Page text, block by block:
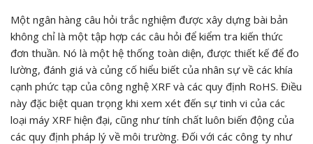
Một ngân hàng câu hỏi trắc nghiệm được xây dựng bài bản
không chỉ là một tập hợp các câu hỏi để kiểm tra kiến thức
đơn thuần. Nó là một hệ thống toàn diện, được thiết kế để đo
lường, đánh giá và củng cố hiểu biết của nhân sự về các khía
cạnh phức tạp của công nghệ XRF và các quy định RoHS. Điều
này đặc biệt quan trọng khi xem xét đến sự tinh vi của các
loại máy XRF hiện đại, cũng như tính chất luôn biến động của
các quy định pháp lý về môi trường. Đối với các công ty như